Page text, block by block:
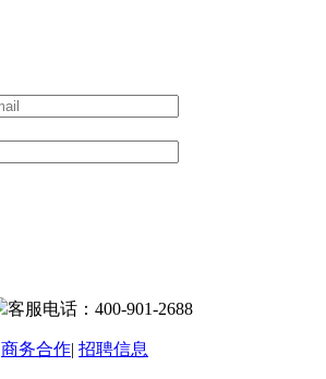
客服电话：400-901-2688
商务合作| 招聘信息